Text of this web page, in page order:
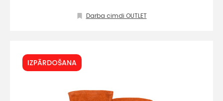
Darba cimdi OUTLET
IZPĀRDOŠANA